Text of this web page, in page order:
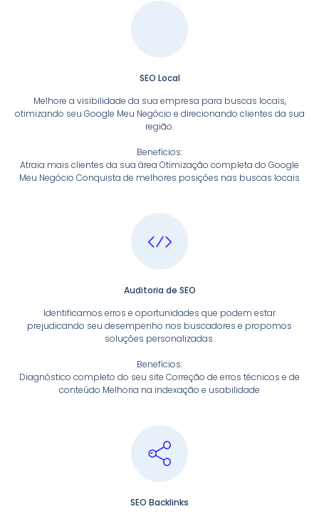
SEO Local
Melhore a visibilidade da sua empresa para buscas locais,
otimizando seu Google Meu Negócio e direcionando clientes da sua
região.
Benefícios:
Atraia mais clientes da sua área Otimização completa do Google
Meu Negócio Conquista de melhores posições nas buscas locais
Auditoria de SEO
Identificamos erros e oportunidades que podem estar
prejudicando seu desempenho nos buscadores e propomos
soluções personalizadas.
Benefícios:
Diagnóstico completo do seu site Correção de erros técnicos e de
conteúdo Melhoria na indexação e usabilidade
SEO Backlinks